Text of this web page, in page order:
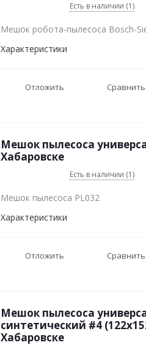
Есть в наличии (1)
Мешок робота-пылесоса Bosch-
Характеристики
Отложить Сравнить
Мешок пылесоса
Хабаровске
Есть в наличии (1)
Мешок пылесоса PL032
Характеристики
Отложить Сравнить
Мешок пылесоса
синтетический #4
Хабаровске